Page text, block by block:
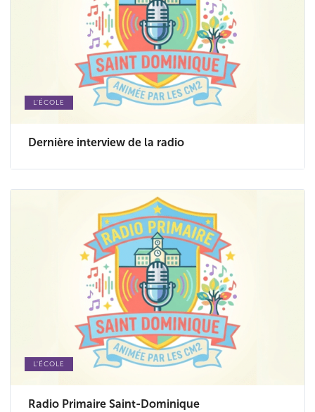
L'ÉCOLE
Dernière interview de la radio
L'ÉCOLE
Radio Primaire Saint-Dominique